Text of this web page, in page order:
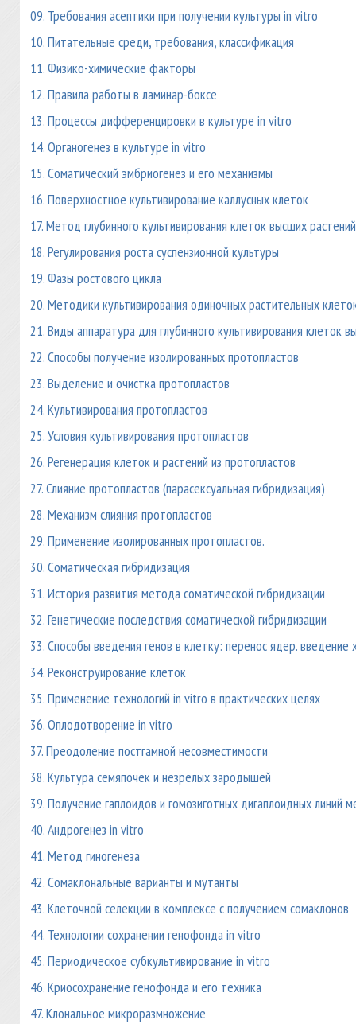
09. Требования асептики при получении культуры in vitro
10. Питательные среди, требования, классификация
11. Физико-химические факторы
12. Правила работы в ламинар-боксе
13. Процессы дифференцировки в культуре in vitro
14. Органогенез в культуре in vitrо
15. Соматический эмбриогенез и его механизмы
16. Поверхностное культивирование каллусных клеток
17. Метод глубинного культивирования клеток высших растений
18. Регулирования роста суспензионной культуры
19. Фазы ростового цикла
20. Методики культивирования одиночных растительных
21. Виды аппаратура для глубинного культивирования клеток
22. Способы получение изолированных протопластов
23. Выделение и очистка протопластов
24. Культивирования протопластов
25. Условия культивирования протопластов
26. Регенерация клеток и растений из протопластов
27. Слияние протопластов (парасексуальная гибридизация)
28. Механизм слияния протопластов
29. Применение изолированных протопластов.
30. Соматическая гибридизация
31. История развития метода соматической гибридизации
32. Генетические последствия соматической гибридизации
33. Способы введения генов в клетку: перенос ядер. введение
34. Реконструирование клеток
35. Применение технологий in vitro в практических целях
36. Оплодотворение in vitro
37. Преодоление постгамной несовместимости
38. Культура семяпочек и незрелых зародышей
39. Получение гаплоидов и гомозиготных дигаплоидных линий
40. Андрогенез in vitro
41. Метод гиногенеза
42. Сомаклональные варианты и мутанты
43. Клеточной селекции в комплексе с получением сомаклонов
44. Технологии сохранении генофонда in vitro
45. Периодическое субкультивирование in vitro
46. Криосохранение генофонда и его техника
47. Клональное микроразмножение